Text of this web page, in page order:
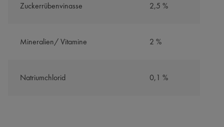
Zuckerrübenvinasse 2,5 %
Mineralien/ Vitamine 2 %
Natriumchlorid 0,1 %